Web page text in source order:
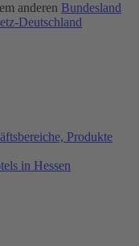
anderen Bundesland
Deutschland
Produkte
in Hessen